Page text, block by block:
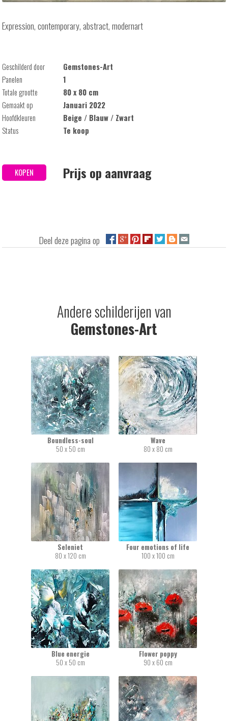
Expression, contemporary, abstract, modernart
Geschilderd door
Gemstones-Art
Panelen
1
Totale grootte
80 x 80 cm
Gemaakt op
Januari 2022
Hoofdkleuren
Beige / Blauw / Zwart
Status
Te koop
KOPEN Prijs op aanvraag
Deel deze pagina op
Andere schilderijen van
Gemstones-Art
Boundless-soul
50 x 50 cm
Wave
80 x 80 cm
Seleniet
80 x 120 cm
Four emotions of life
100 x 100 cm
Blue energie
50 x 50 cm
Flower poppy
90 x 60 cm